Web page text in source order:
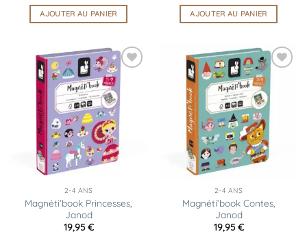
AJOUTER AU PANIER AJOUTER AU PANIER
Ajouter
liste
d’envies
2-4 ANS
Magnéti’book Princesses,
Janod
19,95€
Ajouter
d’envies
2-4 ANS
Magnéti’book Contes,
Janod
19,95€